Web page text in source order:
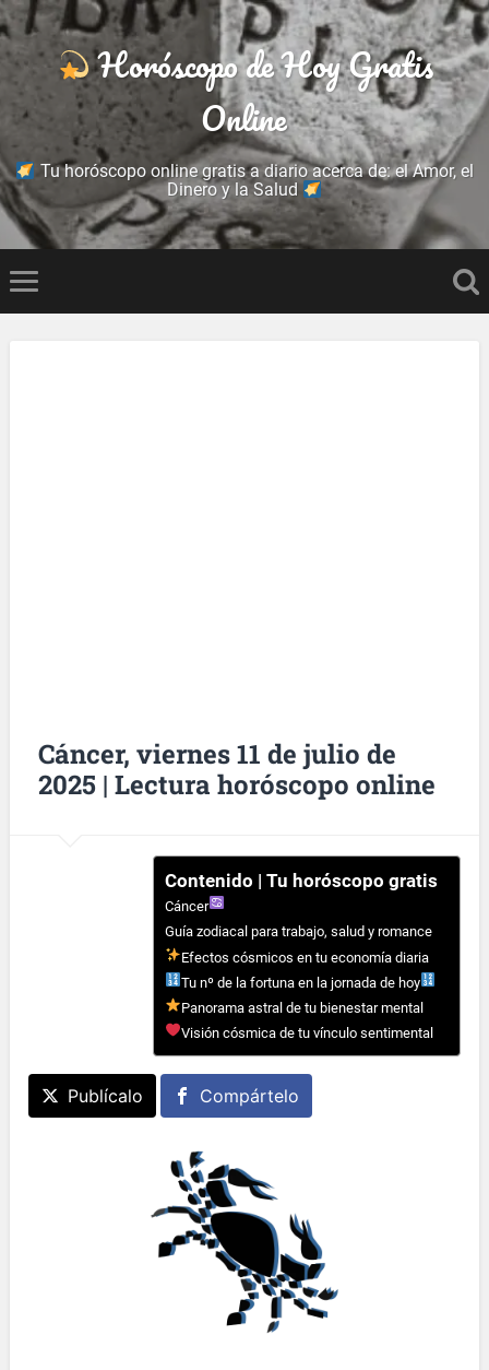
Horóscopo de Hoy Gratis
Online
Tu horóscopo online gratis a diario acerca de: el Amor, el
Dinero y la Salud
Cáncer, viernes 11 de julio de
2025 | Lectura horóscopo online
Contenido | Tu horóscopo gratis
Cáncer
Guía zodiacal para trabajo, salud y romance
Efectos cósmicos en tu economía diaria
Tu nº de la fortuna en la jornada de hoy
Panorama astral de tu bienestar mental
Visión cósmica de tu vínculo sentimental
Publícalo Compártelo